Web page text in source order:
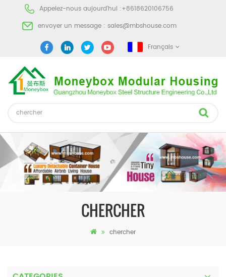
Appelez-nous aujourd'hui :+8618620106756
envoyer un message : sales@mbshouse.com
Français
CHERCHER
chercher